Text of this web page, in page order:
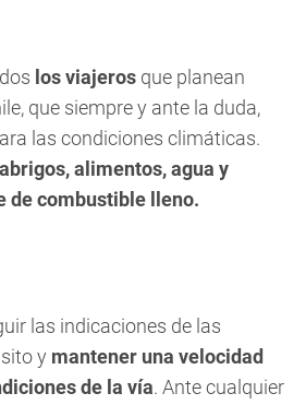
los viajeros que planean
que siempre y ante la duda,
las condiciones climáticas.
alimentos, agua y
de combustible lleno.
las indicaciones de las
y mantener una velocidad
de la vía. Ante cualquier